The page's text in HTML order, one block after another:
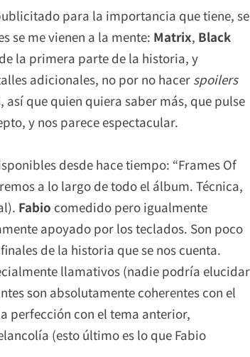
para la importancia que tiene, se
se me vienen a la mente: Matrix, Black
la primera parte de la historia, y
adicionales, no por no hacerspoilers
así que quien quiera saber más, que pulse
y nos parece espectacular.
desde hace tiempo: “Frames Of
a lo largo de todo el álbum. Técnica,
Fabio comedido pero igualmente
apoyado por los teclados. Son poco
de la historia que se nos cuenta.
llamativos (nadie podría elucidar
son absolutamente coherentes con el
perfección con el tema anterior,
(esto último es lo que Fabio